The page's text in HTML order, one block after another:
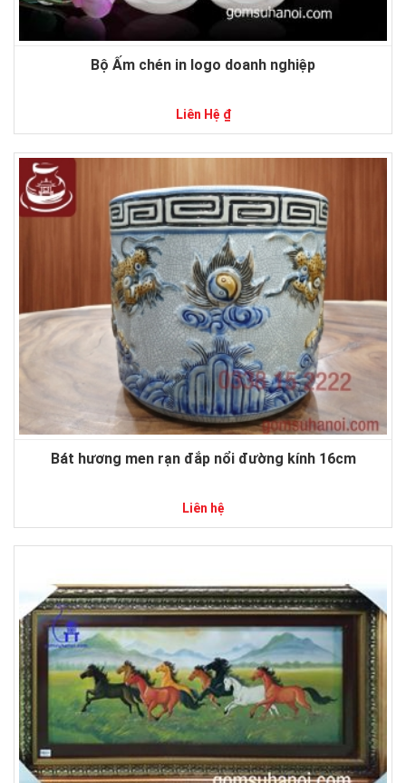
Bộ Ấm chén in logo doanh nghiệp
Liên Hệ ₫
Bát hương men rạn đắp nổi đường kính 16cm
Liên hệ